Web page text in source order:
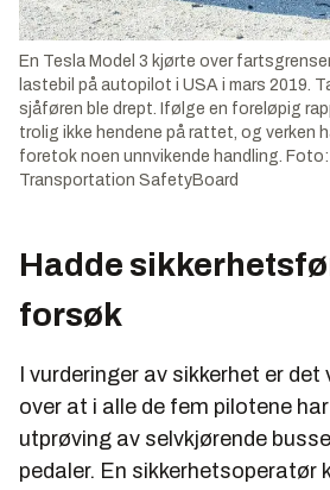
En Tesla Model 3 kjørte over
lastebil på autopilot i USA i mars 2019.
sjåføren ble drept. Ifølge en foreløpig
trolig ikke hendene på rattet, og verken
foretok noen unnvikende handling.
Transportation SafetyBoard
Hadde
forsøk
I vurderinger av sikkerhet er
over at i alle de fem pilotene
utprøving av selvkjørende
pedaler. En sikkerhetsoperatør